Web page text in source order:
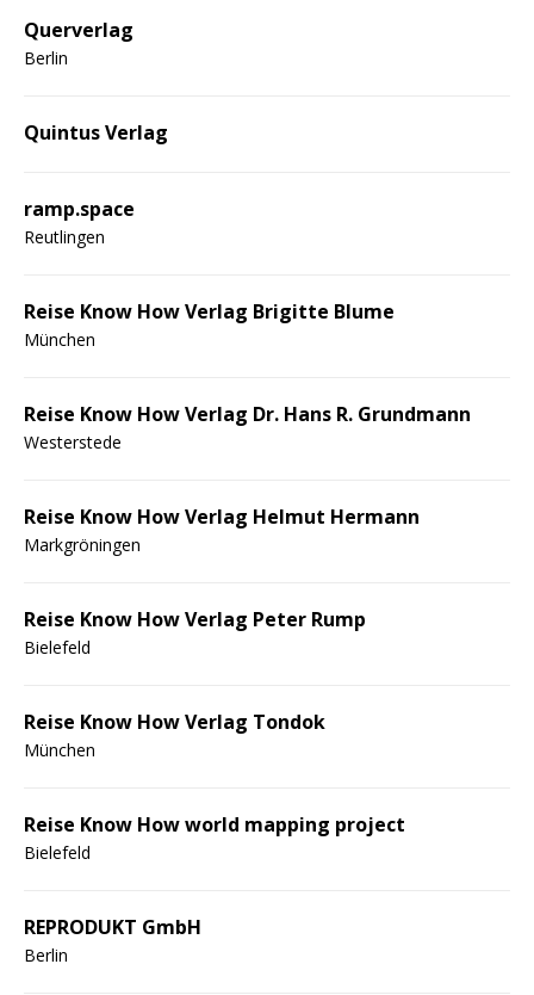
Querverlag
Berlin
Quintus Verlag
ramp.space
Reutlingen
Reise Know How Verlag Brigitte Blume
München
Reise Know How Verlag Dr. Hans R. Grundmann
Westerstede
Reise Know How Verlag Helmut Hermann
Markgröningen
Reise Know How Verlag Peter Rump
Bielefeld
Reise Know How Verlag Tondok
München
Reise Know How world mapping project
Bielefeld
REPRODUKT GmbH
Berlin